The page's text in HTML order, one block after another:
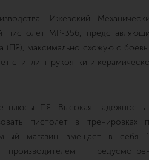
Ижевский
пистолет МР-356,
(ПЯ), максимально схожую с
стиплинг рукоятки и
плюсы ПЯ. Высокая надежность
пистолет в тренировках
магазин вмещает в себя